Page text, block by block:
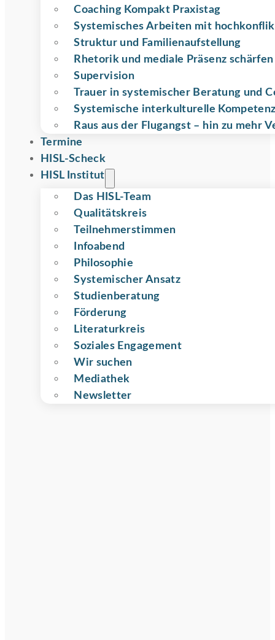
Coaching Kompakt Praxistag
Systemisches Arbeiten mit
Struktur und Familienaufstellung
Rhetorik und mediale Präsenz schärfen
Supervision
Trauer in systemischer Beratung und
Systemische interkulturelle
Raus aus der Flugangst – hin zu mehr
Termine
HISL-Scheck
HISL Institut
Das HISL-Team
Qualitätskreis
Teilnehmer­stimmen
Infoabend
Philosophie
Systemischer Ansatz
Studienberatung
Förderung
Literaturkreis
Soziales Engagement
Wir suchen
Mediathek
Newsletter